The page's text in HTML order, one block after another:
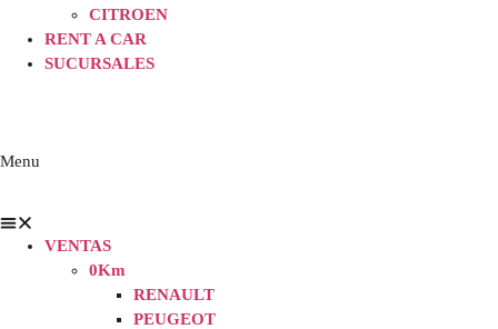
CITROEN
RENT A CAR
SUCURSALES
Menu
VENTAS
0Km
RENAULT
PEUGEOT